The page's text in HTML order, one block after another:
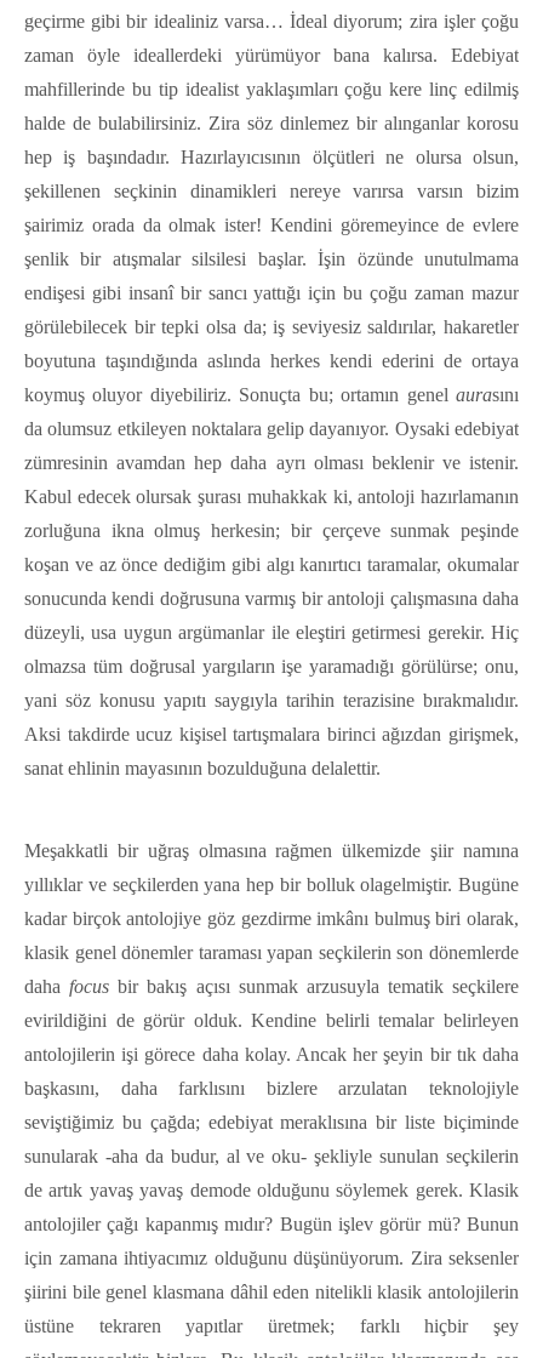
geçirme gibi bir idealiniz varsa… İdeal diyorum; zira işler çoğu
zaman öyle ideallerdeki yürümüyor bana kalırsa. Edebiyat
mahfillerinde bu tip idealist yaklaşımları çoğu kere linç edilmiş
halde de bulabilirsiniz. Zira söz dinlemez bir alınganlar korosu
hep iş başındadır. Hazırlayıcısının ölçütleri ne olursa olsun,
şekillenen seçkinin dinamikleri nereye varırsa varsın bizim
şairimiz orada da olmak ister! Kendini göremeyince de evlere
şenlik bir atışmalar silsilesi başlar. İşin özünde unutulmama
endişesi gibi insanî bir sancı yattığı için bu çoğu zaman mazur
görülebilecek bir tepki olsa da; iş seviyesiz saldırılar, hakaretler
boyutuna taşındığında aslında herkes kendi ederini de ortaya
koymuş oluyor diyebiliriz. Sonuçta bu; ortamın genel aurasını
da olumsuz etkileyen noktalara gelip dayanıyor. Oysaki edebiyat
zümresinin avamdan hep daha ayrı olması beklenir ve istenir.
Kabul edecek olursak şurası muhakkak ki, antoloji hazırlamanın
zorluğuna ikna olmuş herkesin; bir çerçeve sunmak peşinde
koşan ve az önce dediğim gibi algı kanırtıcı taramalar, okumalar
sonucunda kendi doğrusuna varmış bir antoloji çalışmasına daha
düzeyli, usa uygun argümanlar ile eleştiri getirmesi gerekir. Hiç
olmazsa tüm doğrusal yargıların işe yaramadığı görülürse; onu,
yani söz konusu yapıtı saygıyla tarihin terazisine bırakmalıdır.
Aksi takdirde ucuz kişisel tartışmalara birinci ağızdan girişmek,
sanat ehlinin mayasının bozulduğuna delalettir.
Meşakkatli bir uğraş olmasına rağmen ülkemizde şiir namına
yıllıklar ve seçkilerden yana hep bir bolluk olagelmiştir. Bugüne
kadar birçok antolojiye göz gezdirme imkânı bulmuş biri olarak,
klasik genel dönemler taraması yapan seçkilerin son dönemlerde
daha focusbir bakış açısı sunmak arzusuyla tematik seçkilere
evirildiğini de görür olduk. Kendine belirli temalar belirleyen
antolojilerin işi görece daha kolay. Ancak her şeyin bir tık daha
başkasını, daha farklısını bizlere arzulatan teknolojiyle
seviştiğimiz bu çağda; edebiyat meraklısına bir liste biçiminde
sunularak -aha da budur, al ve oku- şekliyle sunulan seçkilerin
de artık yavaş yavaş demode olduğunu söylemek gerek. Klasik
antolojiler çağı kapanmış mıdır? Bugün işlev görür mü? Bunun
için zamana ihtiyacımız olduğunu düşünüyorum. Zira seksenler
şiirini bile genel klasmana dâhil eden nitelikli klasik antolojilerin
üstüne tekraren yapıtlar üretmek; farklı hiçbir şey